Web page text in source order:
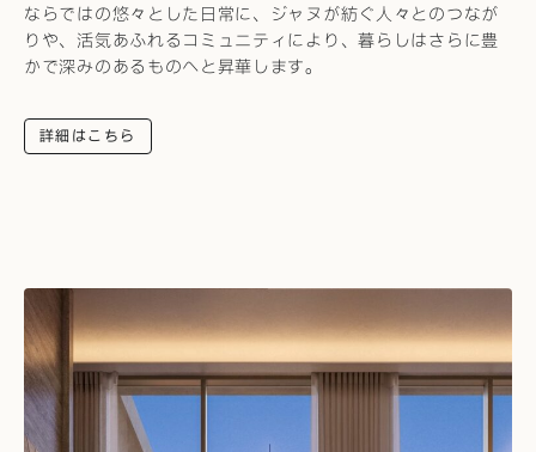
ならではの悠々とした日常に、ジャヌが紡ぐ人々とのつなが
りや、活気あふれるコミュニティにより、暮らしはさらに豊
かで深みのあるものへと昇華します。
詳細はこちら